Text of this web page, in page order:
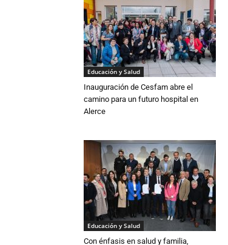
Educación y Salud
Inauguración de Cesfam abre el
camino para un futuro hospital en
Alerce
Educación y Salud
Con énfasis en salud y familia,